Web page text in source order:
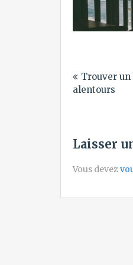
deTrouver un
alentours
Laisser
Vous devez